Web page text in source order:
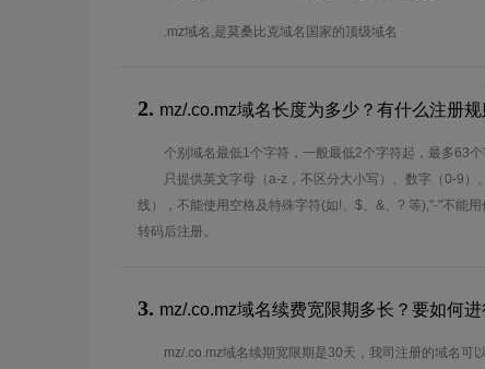
.mz域名,是莫桑比克域名国家的顶级域名
2. mz/.co.mz域名长度为多少？有什么注册规
个别域名最低1个字符，一般最低2个字符起，最多63个
只提供英文字母（a-z，不区分大小写）、数字（0-9）
线），不能使用空格及特殊字符(如!、$、&、? 等),"-"不能
转码后注册。
3. mz/.co.mz域名续费宽限期多长？要如何进
mz/.co.mz域名续期宽限期是30天，我司注册的域名可